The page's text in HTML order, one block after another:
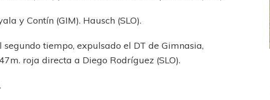
y Contín (GIM). Hausch (SLO).
segundo tiempo, expulsado el DT de Gimnasia,
roja directa a Diego Rodríguez (SLO).
FÚTBOL FEMENINO
ante Estrella del Sur en el
FÚTBOL FEMENINO